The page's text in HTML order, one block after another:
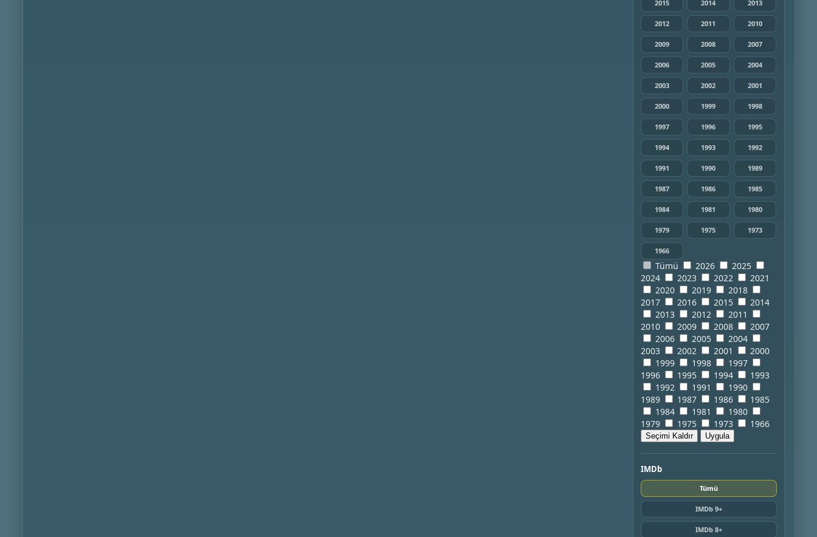
2015 2014 2013
2012 2011 2010
2009 2008 2007
2006 2005 2004
2003 2002 2001
2000 1999 1998
1997 1996 1995
1994 1993 1992
1991 1990 1989
1987 1986 1985
1984 1981 1980
1979 1975 1973
1966
Tümü 2026
2025
2024
2023 2022
2021
2020
2019
2018
2017
2016 2015
2014
2013
2012
2011
2010
2009 2008
2007
2006
2005
2004
2003
2002 2001
2000
1999
1998
1997
1996
1995 1994
1993
1992
1991
1990
1989
1987 1986
1985
1984
1981
1980
1979
1975 1973 1966
Seçimi Kaldır Uygula
IMDb
Tümü
IMDb 9+
IMDb 8+